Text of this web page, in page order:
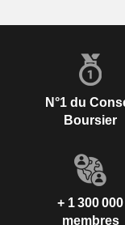
N°1 du
Boursier
+ 1 300 000
membres